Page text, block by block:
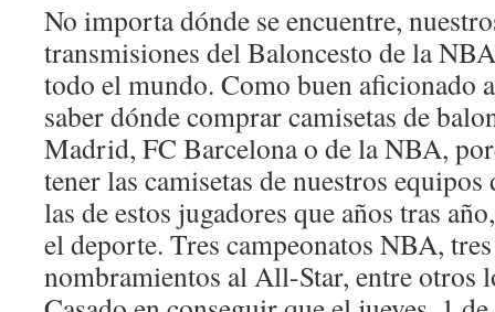
No importa dónde se encuentre,
transmisiones del Baloncesto de la
todo el mundo. Como buen aficionado
saber dónde comprar camisetas de
Madrid, FC Barcelona o de la NBA,
tener las camisetas de nuestros
las de estos jugadores que años tras
el deporte. Tres campeonatos NBA,
nombramientos al All-Star, entre otros